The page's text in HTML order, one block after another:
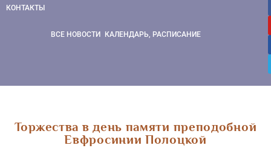
КОНТАКТЫ
ВСЕ НОВОСТИ КАЛЕНДАРЬ, РАСПИСАНИЕ
Торжества в день памяти преподобной
Евфросинии Полоцкой